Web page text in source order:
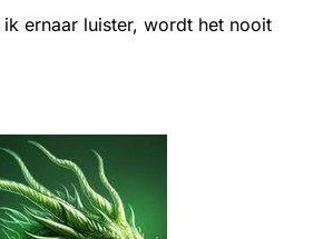
ik ernaar luister, wordt het nooit